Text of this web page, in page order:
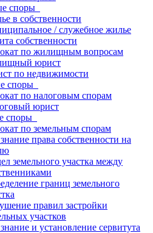
споры
в собственности
/ служебное жилье
собственности
по жилищным вопросам
юрист
по недвижимости
споры
по налоговым спорам
юрист
споры
по земельным спорам
права собственности на
земельного участка между
границ земельного
правил застройки
участков
и установление сервитута